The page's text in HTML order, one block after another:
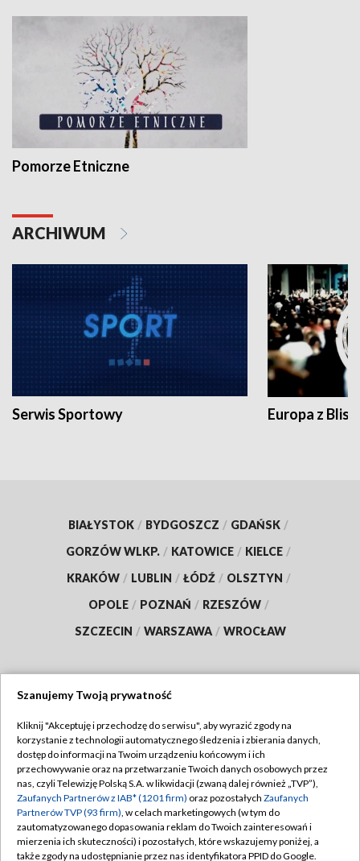
Pomorze Etniczne
ARCHIWUM
Serwis Sportowy Europa z
BIAŁYSTOK / BYDGOSZCZ / GDAŃSK /
GORZÓW WLKP. / KATOWICE / KIELCE /
KRAKÓW / LUBLIN / ŁÓDŹ / OLSZTYN /
OPOLE / POZNAŃ / RZESZÓW /
SZCZECIN / WARSZAWA / WROCŁAW
TVP
Abonament TVP
Emisja w TVP
Centrum informacji TVP
Naziemna Telewizja Cyfrowa
Regulamin TVP
Polityka prywatności
Moje zgody
Pomoc
Szanujemy Twoją prywatność
Kliknij "Akceptuję i przechodzę do serwisu", aby wyrazić zgody na
korzystanie z technologii automatycznego śledzenia i zbierania danych,
dostęp do informacji na Twoim urządzeniu końcowym i ich
przechowywanie oraz na przetwarzanie Twoich danych osobowych przez
nas, czyli Telewizję Polską S.A. w likwidacji (zwaną dalej również „TVP”),
Zaufanych Partnerów z IAB* (1201 firm) oraz pozostałych Zaufanych
Partnerów TVP (93 firm), w celach marketingowych (w tym do
zautomatyzowanego dopasowania reklam do Twoich zainteresowań i
mierzenia ich skuteczności) i pozostałych, które wskazujemy poniżej, a
także zgody na udostępnianie przez nas identyfikatora PPID do Google.